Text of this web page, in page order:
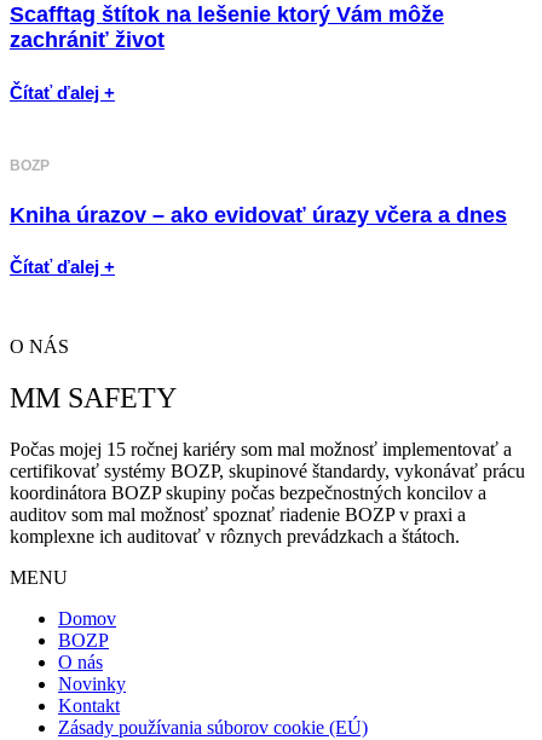
Scafftag štítok na lešenie ktorý Vám môže
zachrániť život
Čítať ďalej +
BOZP
Kniha úrazov – ako evidovať úrazy včera a dnes
Čítať ďalej +
O NÁS
MM SAFETY
Počas mojej 15 ročnej kariéry som mal možnosť implementovať a
certifikovať systémy BOZP, skupinové štandardy, vykonávať prácu
koordinátora BOZP skupiny počas bezpečnostných koncilov a
auditov som mal možnosť spoznať riadenie BOZP v praxi a
komplexne ich auditovať v rôznych prevádzkach a štátoch.
MENU
Domov
BOZP
O nás
Novinky
Kontakt
Zásady používania súborov cookie (EÚ)